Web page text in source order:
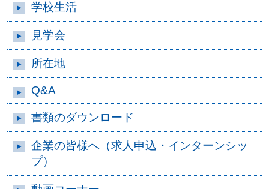
学校生活
見学会
所在地
Q&A
書類のダウンロード
企業の皆様へ（求人申込・インターンシッ
プ）